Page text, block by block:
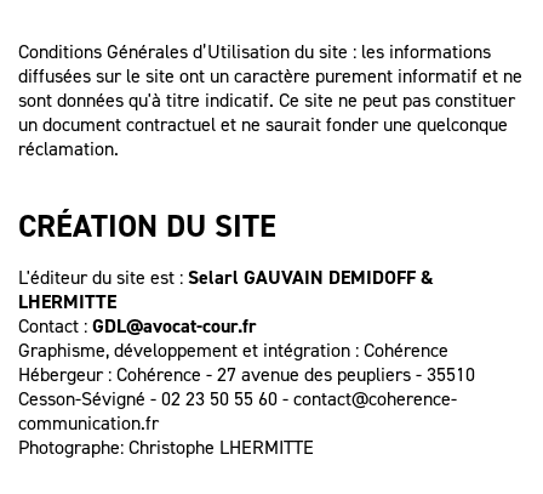
Conditions Générales d’Utilisation du site : les informations
diffusées sur le site ont un caractère purement informatif et ne
sont données qu'à titre indicatif. Ce site ne peut pas constituer
un document contractuel et ne saurait fonder une quelconque
réclamation.
CRÉATION DU SITE
L'éditeur du site est :Selarl GAUVAIN DEMIDOFF &
LHERMITTE
Contact :GDL@avocat-cour.fr
Graphisme, développement et intégration : Cohérence
Hébergeur : Cohérence - 27 avenue des peupliers - 35510
Cesson-Sévigné - 02 23 50 55 60 -contact@coherence-
communication.fr
Photographe:Christophe LHERMITTE
ASSISTANCE ET
CONSEIL
REPRÉSENTATION
LES HONORAIRES
D’ASSISTANCE
LES AUTRES
DÉMARCHES
UNE AFFAIRE
DE
SPÉCIALISTE
JUGEMENT ?
PROCÉDURE
D'APPEL